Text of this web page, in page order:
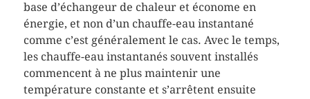
base d’échangeur de chaleur et économe en
énergie, et non d’un chauffe-eau instantané
comme c’est généralement le cas. Avec le temps,
les chauffe-eau instantanés souvent installés
commencent à ne plus maintenir une
température constante et s’arrêtent ensuite